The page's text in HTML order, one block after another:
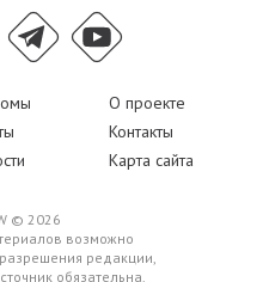
О проекте
Контакты
Карта сайта
© 2026
возможно
редакции,
обязательна.